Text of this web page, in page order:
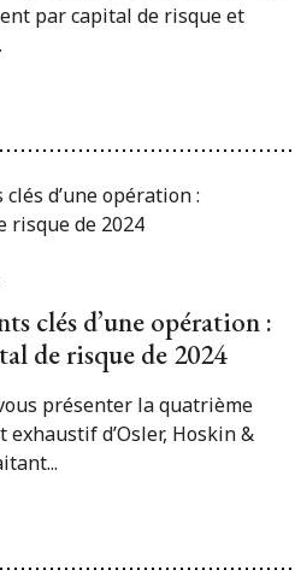
par capital de risque et
clés d’une opération :
de risque de 2024
présenter la quatrième
d’Osler, Hoskin &